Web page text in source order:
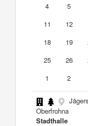
4
5
11
12
18
19
25
26
1
2
Oberfrohna
Stadthalle